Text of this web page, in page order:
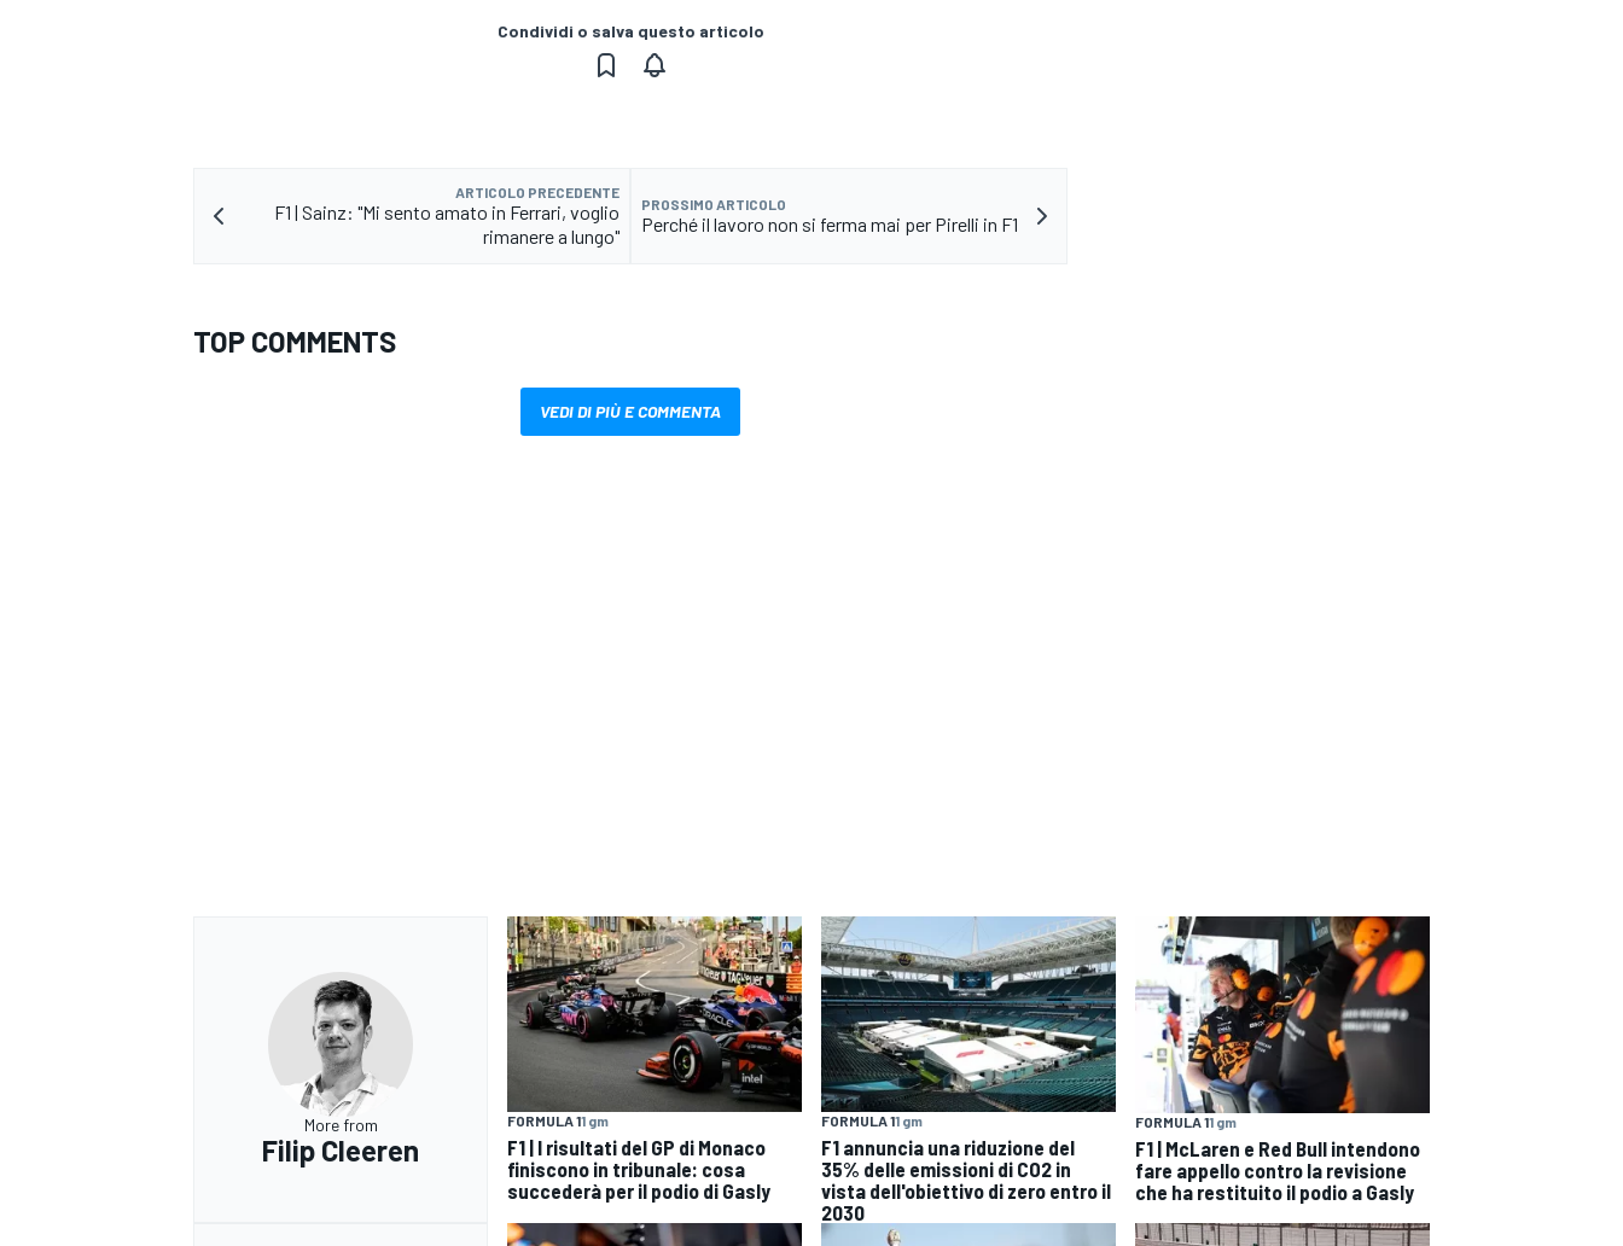
Condividi o salva questo articolo
ARTICOLO PRECEDENTE
F1 | Sainz: "Mi sento amato in Ferrari, voglio
rimanere a lungo"
PROSSIMO ARTICOLO
Perché il lavoro non si ferma mai per Pirelli in F1
TOP COMMENTS
VEDI DI PIÙ E COMMENTA
More from
Filip Cleeren
FORMULA 11 gm
F1 | I risultati del GP di Monaco
finiscono in tribunale: cosa
succederà per il podio di Gasly
FORMULA 11 gm
F1 annuncia una riduzione del
35% delle emissioni di CO2 in
vista dell'obiettivo di zero entro il
2030
FORMULA 11 gm
F1 | McLaren e Red Bull intendono
fare appello contro la revisione
che ha restituito il podio a Gasly